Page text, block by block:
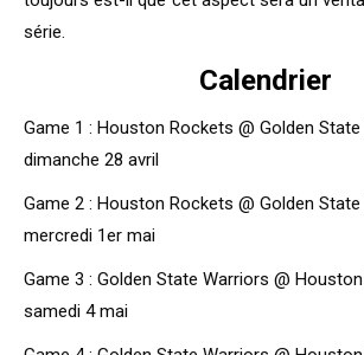
série.
Calendrier
Game 1 : Houston Rockets @ Golden
dimanche 28 avril
Game 2 : Houston Rockets @ Golden
mercredi 1er mai
Game 3 : Golden State Warriors @
samedi 4 mai